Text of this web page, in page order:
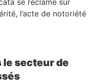
l’acte de notoriété
le secteur de